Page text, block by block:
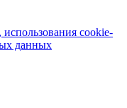
сookie-
данных